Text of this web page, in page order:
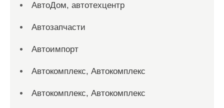
АвтоДом, автотехцентр
Автозапчасти
Автоимпорт
Автокомплекс, Автокомплекс
Автокомплекс, Автокомплекс